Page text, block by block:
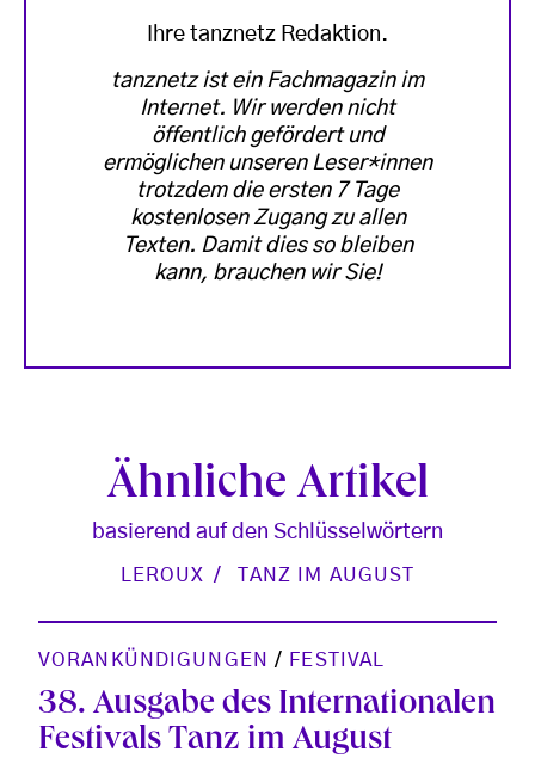
Ihre tanznetz Redaktion.
tanznetz ist ein Fachmagazin im
Internet. Wir werden nicht
öffentlich gefördert und
ermöglichen unseren Leser*innen
trotzdem die ersten 7 Tage
kostenlosen Zugang zu allen
Texten. Damit dies so bleiben
kann, brauchen wir Sie!
Ähnliche Artikel
basierend auf den Schlüsselwörtern
LEROUX TANZ IM AUGUST
VORANKÜNDIGUNGEN / FESTIVAL
38. Ausgabe des Internationalen
Festivals Tanz im August